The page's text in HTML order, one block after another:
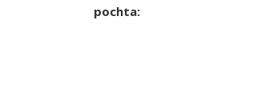
pochta: